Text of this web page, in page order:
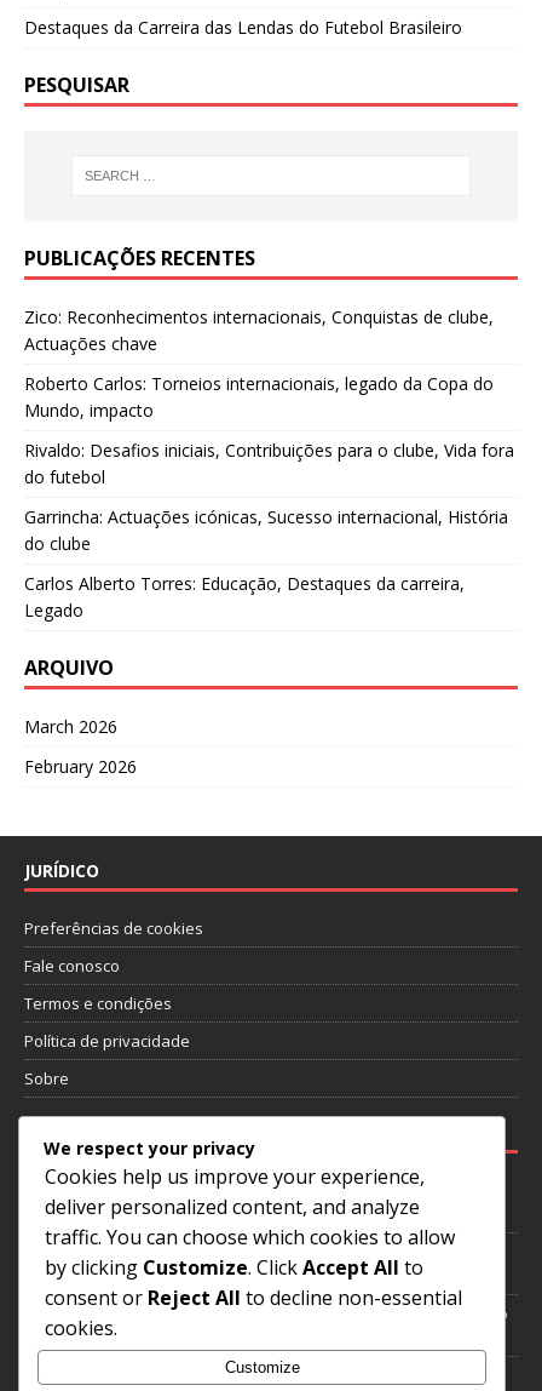
Destaques da Carreira das Lendas do Futebol Brasileiro
PESQUISAR
PUBLICAÇÕES RECENTES
Zico: Reconhecimentos internacionais, Conquistas de clube,
Actuações chave
Roberto Carlos: Torneios internacionais, legado da Copa do
Mundo, impacto
Rivaldo: Desafios iniciais, Contribuições para o clube, Vida fora
do futebol
Garrincha: Actuações icónicas, Sucesso internacional, História
do clube
Carlos Alberto Torres: Educação, Destaques da carreira,
Legado
ARQUIVO
March 2026
February 2026
JURÍDICO
Preferências de cookies
Fale conosco
Termos e condições
Política de privacidade
Sobre
Zico: Reconhecimentos internacionais, Conquistas de clube,
Actuações chave
Roberto Carlos: Torneios internacionais, legado da Copa do
Mundo, impacto
Rivaldo: Desafios iniciais, Contribuições para o clube, Vida fora do
futebol
Garrincha: Actuações icónicas, Sucesso internacional, História do
We respect your privacy
Cookies help us improve your experience,
deliver personalized content, and analyze
traffic. You can choose which cookies to allow
by clicking Customize. ClickAccept All to
consent or Reject All to decline non-essential
cookies.
Customize